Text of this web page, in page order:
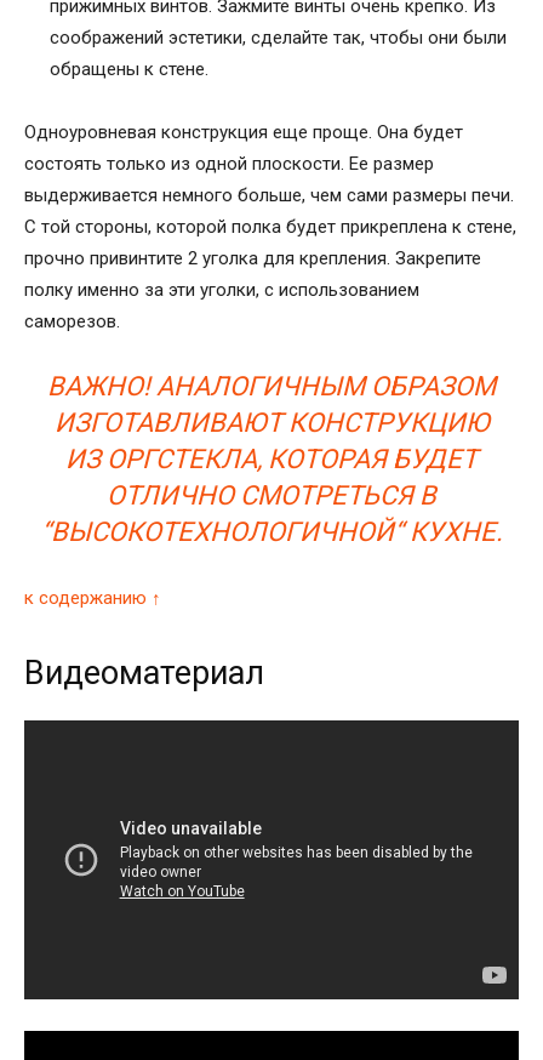
прижимных винтов. Зажмите винты очень крепко. Из
соображений эстетики, сделайте так, чтобы они были
обращены к стене.
Одноуровневая конструкция еще проще. Она будет
состоять только из одной плоскости. Ее размер
выдерживается немного больше, чем сами размеры печи.
С той стороны, которой полка будет прикреплена к стене,
прочно привинтите 2 уголка для крепления. Закрепите
полку именно за эти уголки, с использованием
саморезов.
ВАЖНО! АНАЛОГИЧНЫМ ОБРАЗОМ
ИЗГОТАВЛИВАЮТ КОНСТРУКЦИЮ
ИЗ ОРГСТЕКЛА, КОТОРАЯ БУДЕТ
ОТЛИЧНО СМОТРЕТЬСЯ В
“ВЫСОКОТЕХНОЛОГИЧНОЙ“ КУХНЕ.
к содержанию ↑
Видеоматериал